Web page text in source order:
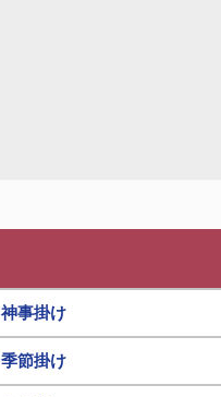
神事掛け
季節掛け